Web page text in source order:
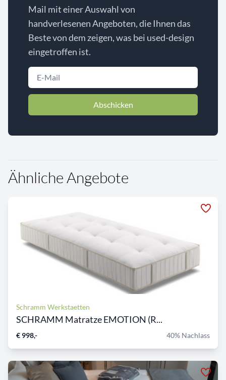
Mail mit einer Auswahl von
handverlesenen Angeboten, die Ihnen das
Beste von dem zeigen, was bei used-design
eingetroffen ist.
Abschicken
Ähnliche Angebote
Schramm Werkstaetten
SCHRAMM Matratze EMOTION (R...
€ 998,- 40% Nachlass